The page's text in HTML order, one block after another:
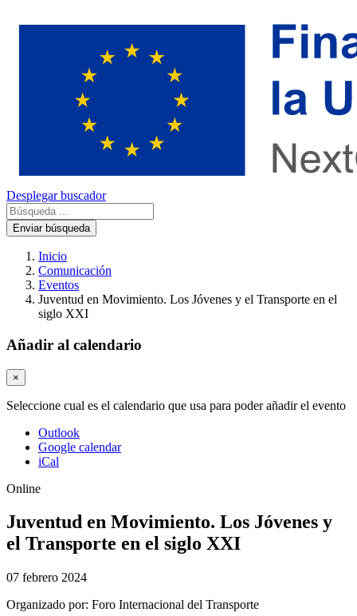
Desplegar buscador
Enviar búsqueda
Inicio
Comunicación
Eventos
Juventud en Movimiento. Los Jóvenes y el Transporte en el
siglo XXI​
Añadir al calendario
×
Seleccione cual es el calendario que usa para poder añadir el evento
Outlook
Google calendar
iCal
Online
Juventud en Movimiento. Los Jóvenes y
el Transporte en el siglo XXI​
07 febrero 2024
Organizado por: Foro Internacional del Transporte